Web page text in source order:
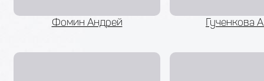
Фомин Андрей Гученкова